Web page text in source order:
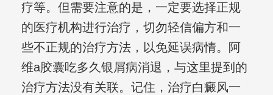
疗等。但需要注意的是，一定要选择正规
的医疗机构进行治疗，切勿轻信偏方和一
些不正规的治疗方法，以免延误病情。阿
维a胶囊吃多久银屑病消退，与这里提到的
治疗方法没有关联。记住，治疗白癜风一